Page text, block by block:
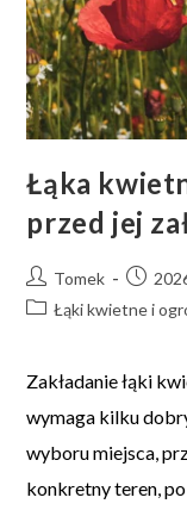
Łąka
przed jej
Tomek
Łąki kwietne i
Zakładanie łąki
wymaga kilku
wyboru miejsca,
konkretny teren,